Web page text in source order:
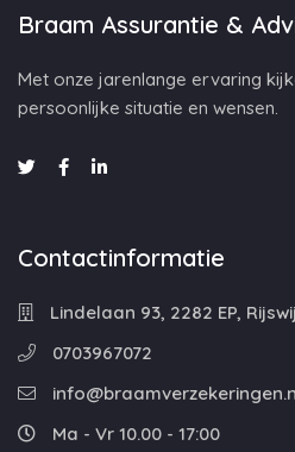
Braam Assurantie &
Met onze jarenlange ervaring
persoonlijke situatie en wensen.
Contactinformatie
Lindelaan 93, 2282 EP,
0703967072
Ma - Vr 10.00 - 17:00